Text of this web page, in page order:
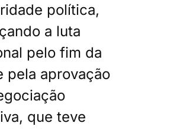
política,
a luta
pelo fim da
pela aprovação
que teve